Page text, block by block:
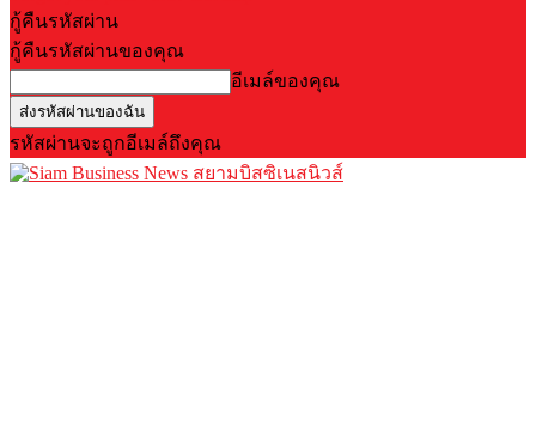
กู้คืนรหัสผ่าน
กู้คืนรหัสผ่านของคุณ
อีเมล์ของคุณ
รหัสผ่านจะถูกอีเมล์ถึงคุณ
สยามบิสซิเนสนิวส์